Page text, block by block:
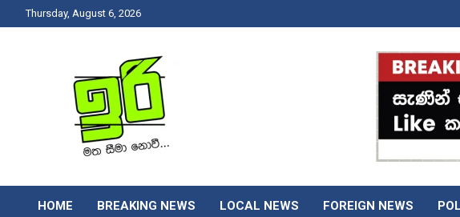
to
Thursday, August 6, 2026
Iri News
HOME BREAKING NEWS LOCAL NEWS FOREIGN NEWS